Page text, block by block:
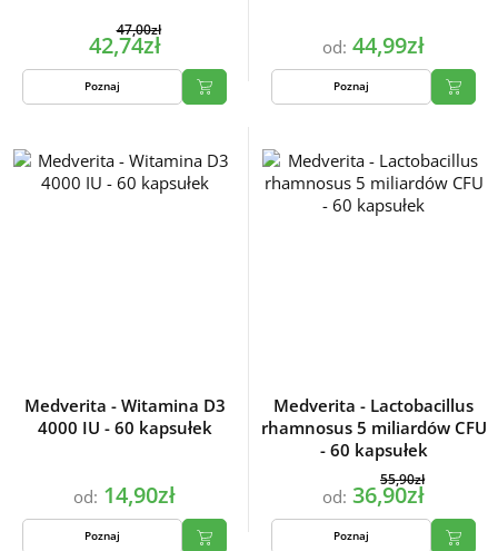
47,00zł
42,74zł
Poznaj
od: 44,99zł
Poznaj
Medverita - Witamina D3
4000 IU - 60 kapsułek
od: 14,90zł
Poznaj
Medverita - Lactobacillus
rhamnosus 5 miliardów CFU
- 60 kapsułek
od:
55,90zł
36,90zł
Poznaj